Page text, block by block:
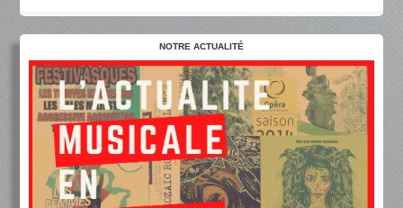
NOTRE ACTUALITÉ